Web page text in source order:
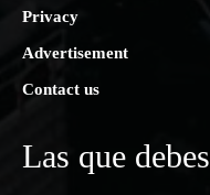
Privacy
Advertisement
Contact us
Las que